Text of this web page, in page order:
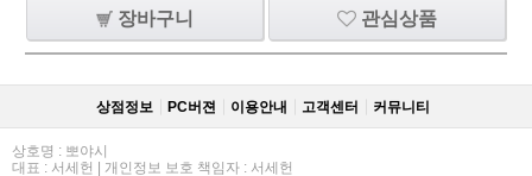
장바구니 관심상품
상점정보 PC버젼 이용안내 고객센터 커뮤니티
상호명 : 뽀야시
대표 : 서세헌 | 개인정보 보호 책임자 : 서세헌